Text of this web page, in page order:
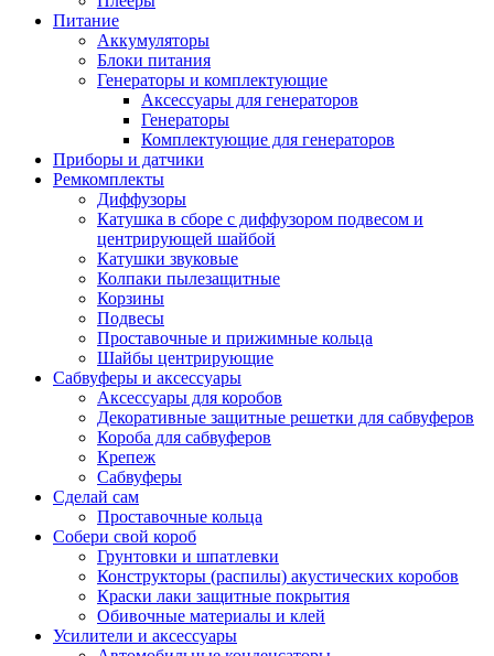
Питание
Аккумуляторы
Блоки питания
Генераторы и комплектующие
Аксессуары для генераторов
Генераторы
Комплектующие для генераторов
Приборы и датчики
Ремкомплекты
Диффузоры
Катушка в сборе с диффузором подвесом и
центрирующей шайбой
Катушки звуковые
Колпаки пылезащитные
Корзины
Подвесы
Проставочные и прижимные кольца
Шайбы центрирующие
Сабвуферы и аксессуары
Аксессуары для коробов
Декоративные защитные решетки для сабвуферов
Короба для сабвуферов
Крепеж
Сабвуферы
Сделай сам
Проставочные кольца
Собери свой короб
Грунтовки и шпатлевки
Конструкторы (распилы) акустических коробов
Краски лаки защитные покрытия
Обивочные материалы и клей
Усилители и аксессуары